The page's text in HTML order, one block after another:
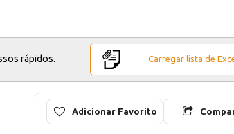
rápidos. Carregar lista de
Adicionar Favorito